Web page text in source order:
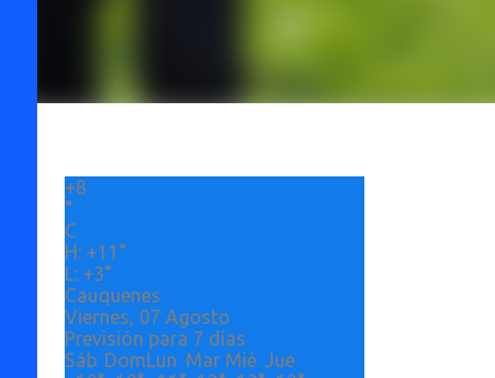
+8
°
C
H: +11°
L: +3°
Cauquenes
Viernes, 07 Agosto
Previsión para 7 días
Sáb DomLun Mar Mié Jue